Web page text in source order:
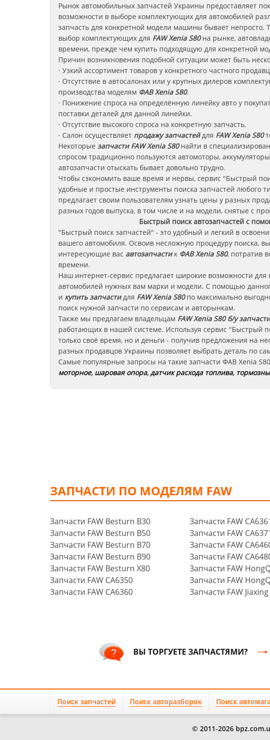
Рынок автомобильных запчастей Украины предоставляет
возможности в выборе комплектующих для автомобилей
запчасть для конкретной модели машины бывает непросто.
выбор комплектующих для FAW Xenia S80на рынке,
времени, прежде чем купить подходящую для конкретной
Причин возникновения подобной ситуации может быть
· Узкий ассортимент товаров у конкретного частного
· Отсутствие в автосалонах или у крупных дилеров
производства моделям ФАВXenia S80.
· Понижение спроса на определённую линейку авто у
поставки деталей для данной линейки.
· Отсутствие высокого спроса на конкретную запчасть.
· Салон осуществляет продажу запчастейдля FAW Xenia S80
Некоторые запчасти FAW Xenia S80найти в
спросом традиционно пользуются автомоторы,
автозапчасти отыскать бывает довольно трудно.
Чтобы сэкономить ваше время и нервы, сервис "Быстрый
удобные и простые инструменты поиска запчастей любого
предлагает своим пользователям узнать цены у разных
разных годов выпуска, в том числе и на модели, снятые с
Быстрый поиск автозапчастей с
"Быстрый поиск запчастей" - это удобный и легкий в
вашего автомобиля. Освоив несложную процедуру поиска,
интересующие вас автозапчастик ФАВ Xenia S80, потратив
времени.
Наш интернет-сервис предлагает широкие возможности
автомобилей нужных вам марки и модели. С помощью
и купить запчастидля FAW Xenia S80по максимально
поиск нужной запчасти по сервисам и авторынкам.
Также мы предлагаем владельцам FAW Xenia S80б/у запчасти
работающих в нашей системе. Используя сервис "Быстрый
только своё время, но и деньги - получив предложения на
разных продавцов Украины позволяет выбрать деталь по
Самые популярные запросы на такие запчасти ФАВ Xenia S80
моторное, шаровая опора,датчик расхода топлива,
ЗАПЧАСТИ ПО МОДЕЛЯМ FAW
Запчасти FAW Besturn B30
Запчасти FAW Besturn B50
Запчасти FAW Besturn B70
Запчасти FAW Besturn B90
Запчасти FAW Besturn X80
Запчасти FAW CA6350
Запчасти FAW CA6360
Запчасти FAW
Запчасти FAW
Запчасти FAW
Запчасти FAW
Запчасти FAW
Запчасти FAW
Запчасти FAW Jiaxing
ВЫ ТОРГУЕТЕ ЗАПЧАСТЯМИ?
Поиск запчастей Поиск авторазборок Поиск
© 2011-2026